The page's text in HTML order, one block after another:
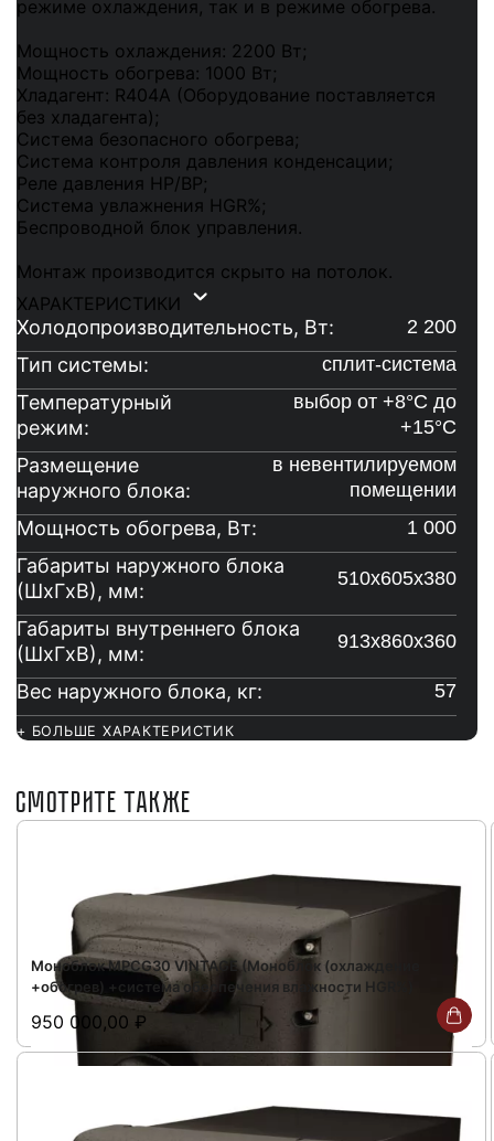
режиме охлаждения, так и в режиме обогрева.
Мощность охлаждения: 2200 Вт;
Мощность обогрева: 1000 Вт;
Хладагент: R404A (Оборудование поставляется
без хладагента);
Система безопасного обогрева;
Система контроля давления конденсации;
Реле давления HP/BP;
Система увлажнения HGR%;
Беспроводной блок управления.
Монтаж производится скрыто на потолок.
ХАРАКТЕРИСТИКИ
Холодопроизводительность, Вт: 2 200
Тип системы: сплит-система
Температурный
режим:
выбор от +8°C до
+15°C
Размещение
наружного блока:
в невентилируемом
помещении
Мощность обогрева, Вт: 1 000
Габариты наружного блока
(ШxГxВ), мм:
510х605х380
Габариты внутреннего блока
(ШxГxВ), мм:
913x860x360
Вес наружного блока, кг: 57
+ БОЛЬШЕ ХАРАКТЕРИСТИК
СМОТРИТЕ ТАКЖЕ
Моноблок MPCG30 VINTAGE (Моноблок (охлаждение
+обогрев) +система обеспечения влажности HGR%)
950 000,00 ₽